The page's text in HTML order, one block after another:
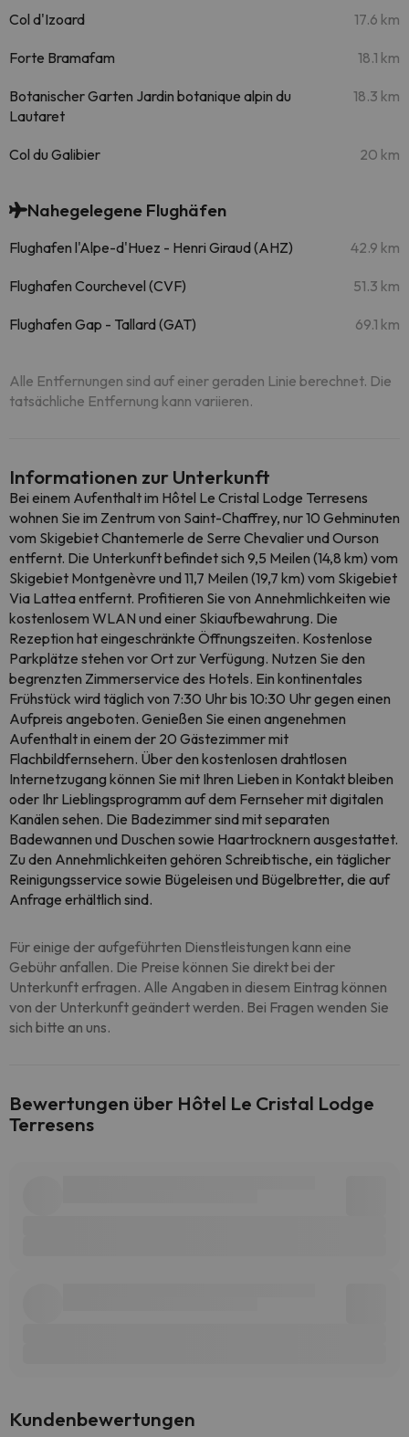
Col d'Izoard 17.6 km
Forte Bramafam 18.1 km
Botanischer Garten Jardin botanique alpin du
Lautaret
18.3 km
Col du Galibier 20 km
Nahegelegene Flughäfen
Flughafen l'Alpe-d'Huez - Henri Giraud (AHZ) 42.9 km
Flughafen Courchevel (CVF) 51.3 km
Flughafen Gap - Tallard (GAT) 69.1 km
Alle Entfernungen sind auf einer geraden Linie berechnet. Die
tatsächliche Entfernung kann variieren.
Informationen zur Unterkunft
Bei einem Aufenthalt im Hôtel Le Cristal Lodge Terresens
wohnen Sie im Zentrum von Saint-Chaffrey, nur 10 Gehminuten
vom Skigebiet Chantemerle de Serre Chevalier und Ourson
entfernt. Die Unterkunft befindet sich 9,5 Meilen (14,8 km) vom
Skigebiet Montgenèvre und 11,7 Meilen (19,7 km) vom Skigebiet
Via Lattea entfernt. Profitieren Sie von Annehmlichkeiten wie
kostenlosem WLAN und einer Skiaufbewahrung. Die
Rezeption hat eingeschränkte Öffnungszeiten. Kostenlose
Parkplätze stehen vor Ort zur Verfügung. Nutzen Sie den
begrenzten Zimmerservice des Hotels. Ein kontinentales
Frühstück wird täglich von 7:30 Uhr bis 10:30 Uhr gegen einen
Aufpreis angeboten. Genießen Sie einen angenehmen
Aufenthalt in einem der 20 Gästezimmer mit
Flachbildfernsehern. Über den kostenlosen drahtlosen
Internetzugang können Sie mit Ihren Lieben in Kontakt bleiben
oder Ihr Lieblingsprogramm auf dem Fernseher mit digitalen
Kanälen sehen. Die Badezimmer sind mit separaten
Badewannen und Duschen sowie Haartrocknern ausgestattet.
Zu den Annehmlichkeiten gehören Schreibtische, ein täglicher
Reinigungsservice sowie Bügeleisen und Bügelbretter, die auf
Anfrage erhältlich sind.
Für einige der aufgeführten Dienstleistungen kann eine
Gebühr anfallen. Die Preise können Sie direkt bei der
Unterkunft erfragen. Alle Angaben in diesem Eintrag können
von der Unterkunft geändert werden. Bei Fragen wenden Sie
sich bitte an uns.
Bewertungen über Hôtel Le Cristal Lodge
Terresens
Kundenbewertungen